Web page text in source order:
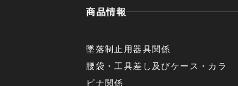
商品情報
墜落制止用器具関係
腰袋・工具差し及びケース・カラ
ビナ関係